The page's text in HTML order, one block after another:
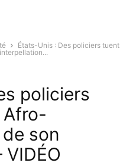
États-Unis : Des policiers tuent
policiers
Afro-
son